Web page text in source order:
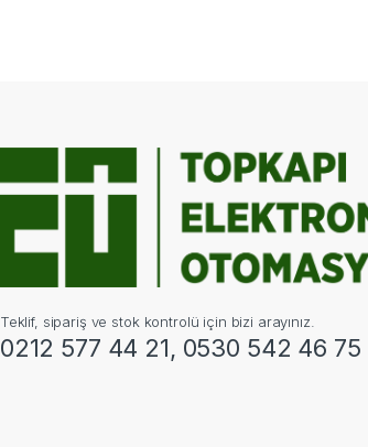
Teklif, sipariş ve stok kontrolü için bizi arayınız.
0212 577 44 21, 0530 542 46 75